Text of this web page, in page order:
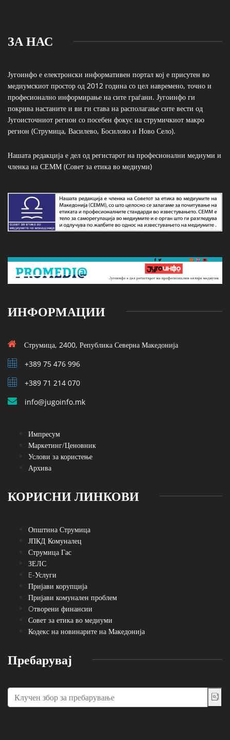
ЗА НАС
Југоинфо е електронски информативен портал кој е присутен во
медиумскиот простор од 2012 година со цел навремено, точно и
професионално информирање на сите граѓани. Југоинфо ги
покрива настаните и ви ги става на располагање сите вести од
Југоисточниот регион со посебен фокус на струмичкиот макро
регион (Струмица, Василево, Босилово и Ново Село).
Нашата редакција е дел од регистарот на професионални медиуми и
членка на СЕММ (Совет за етика во медиуми)
ИНФОРМАЦИИ
Струмица, 2400, Република Северна Македонија
+389 75 476 996
+389 71 214 070
info@jugoinfo.mk
Импресум
Маркетинг/Ценовник
Услови за користење
Архива
КОРИСНИ ЛИНКОВИ
Општина Струмица
ЈПКД Комуналец
Струмица Гас
ЗЕЛС
E-Услуги
Пријави корупција
Пријави комунален проблем
Oтворени финансии
Совет за етика во медиуми
Кодекс на новинарите на Македонија
Пребарувај